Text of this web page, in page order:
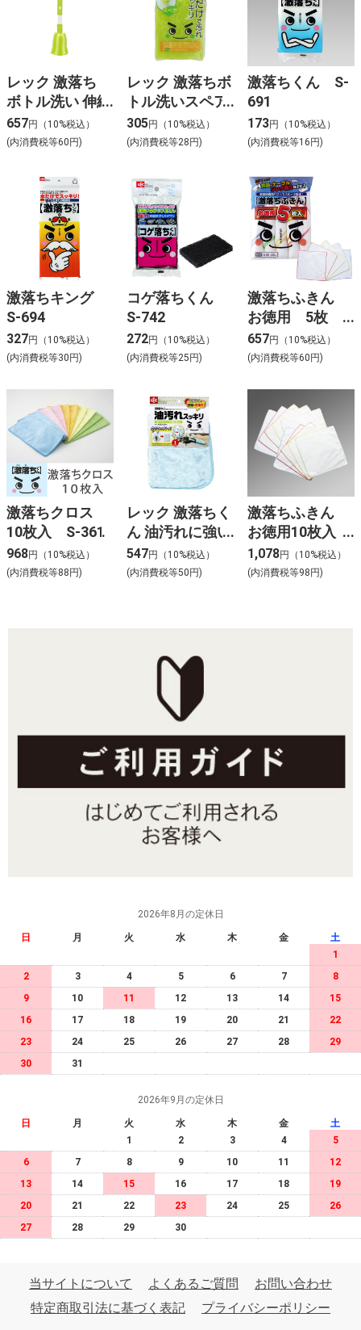
レック 激落ち
ボトル洗い 伸縮
タイプ (ビーズ
配合)
657円（10%税込）
(内消費税等60円)
レック 激落ちボ
トル洗いスペア
(ビーズ)
305円（10%税込）
(内消費税等28円)
激落ちくん S-
691
173円（10%税込）
(内消費税等16円)
激落ちキング
S-694
327円（10%税込）
(内消費税等30円)
コゲ落ちくん
S-742
272円（10%税込）
(内消費税等25円)
激落ちふきん
お徳用 5枚
入 S-293
657円（10%税込）
(内消費税等60円)
激落ちクロス
10枚入 S-361
968円（10%税込）
(内消費税等88円)
レック 激落ちく
ん 油汚れに強い
クロス S-830
547円（10%税込）
(内消費税等50円)
激落ちふきん
お徳用10枚入
S-415
1,078円（10%税込）
(内消費税等98円)
2026年8月の定休日
日 月 火 水 木 金
土
1
2
3 4 5 6 7
8
9
10 11 12 13 14
15
16
17 18 19 20 21
22
23
24 25 26 27 28
29
30
31
2026年9月の定休日
日 月 火 水 木 金
土
1
2 3 4
5
6
7 8 9 10 11
12
13
14 15 16 17 18
19
20
21 22 23 24 25
26
27
28 29 30
当サイトについて よくあるご質問
お問い合わせ
特定商取引法に基づく表記
プライバシーポリシー